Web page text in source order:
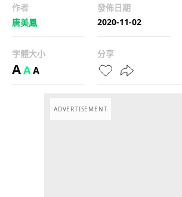
作者
唐美鳳
發佈日期
2020-11-02
字體大小
AAA
分享
ADVERTISEMENT